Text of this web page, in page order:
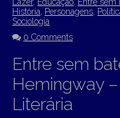
História
Personagens
Sociologia
0 Comments
Entre sem
Hemingway
Literária